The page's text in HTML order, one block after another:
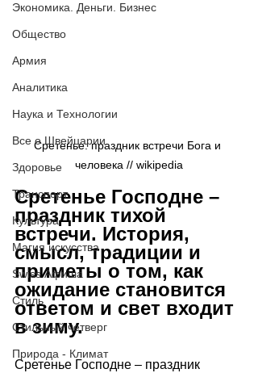
Экономика. Деньги. Бизнес
Общество
Армия
Аналитика
Наука и Технологии
Все о Швейцарии
Здоровье
Транспорт
Культура
Магия искусства
Swiss Афиша
Стиль
Стильный четверг
Природа - Климат
Сретенье: праздник встречи Бога и
человека // wikipedia
Сретенье Господне –
праздник тихой
встречи. История,
смысл, традиции и
приметы о том, как
ожидание становится
ответом и свет входит
в зиму.
Сретенье Господне – праздник